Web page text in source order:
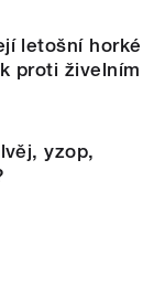
letošní horké
proti živelním
yzop,